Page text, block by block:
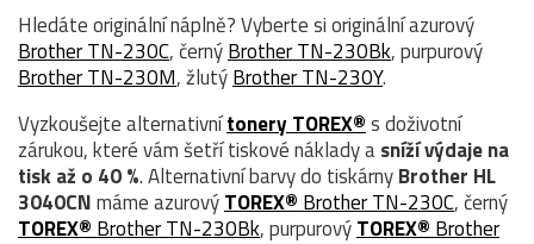
Hledáte originální náplně? Vyberte si originální azurový
Brother TN-230C, černýBrother TN-230Bk, purpurový
Brother TN-230M, žlutýBrother TN-230Y.
Vyzkoušejte alternativnítonery TOREX®s doživotní
zárukou, které vám šetří tiskové náklady asníží výdaje na
tisk až o 40 %. Alternativní barvy do tiskárnyBrother HL
3040CNmáme azurovýTOREX® Brother TN-230C, černý
TOREX® Brother TN-230Bk, purpurovýTOREX® Brother